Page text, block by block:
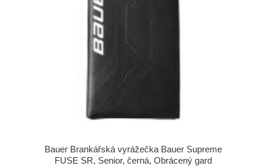
Bauer Brankářská vyrážečka Bauer Supreme
FUSE SR, Senior, černá, Obrácený gard